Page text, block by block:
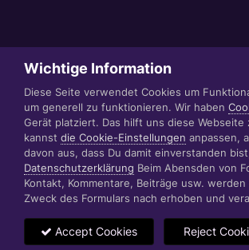
Wichtige Information
Diese Seite verwendet Cookies um
um generell zu funktionieren. Wir haben
Gerät platziert. Das hilft uns diese Webseite
kannst die Cookie-Einstellungen anpassen,
davon aus, dass Du damit einverstanden
Datenschutzerklärung Beim Abensden von
Kontakt, Kommentare, Beiträge usw.
Zweck des Formulars nach erhoben und
Accept Cookies Reject